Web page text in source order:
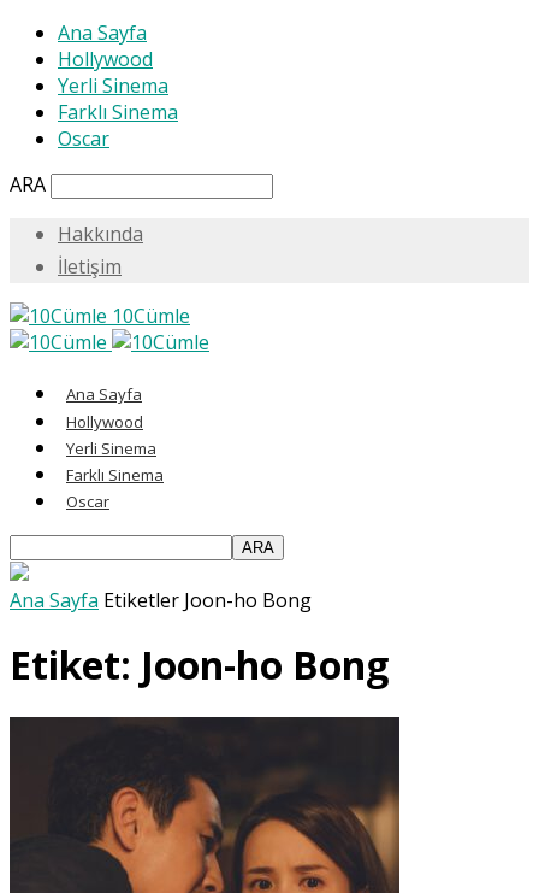
Ana Sayfa
Hollywood
Yerli Sinema
Farklı Sinema
Oscar
ARA
Hakkında
İletişim
10Cümle
Ana Sayfa
Hollywood
Yerli Sinema
Farklı Sinema
Oscar
Ana Sayfa Etiketler Joon-ho Bong
Etiket: Joon-ho Bong